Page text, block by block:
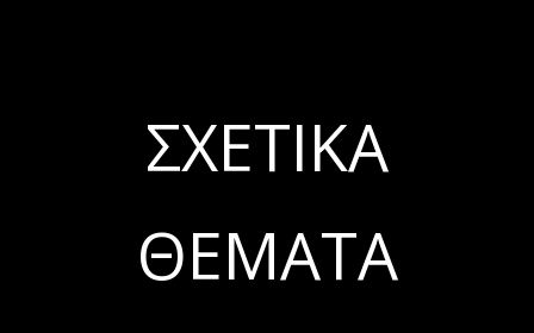
ΣΧΕΤΙΚΆ
ΘΈΜΑΤΑ